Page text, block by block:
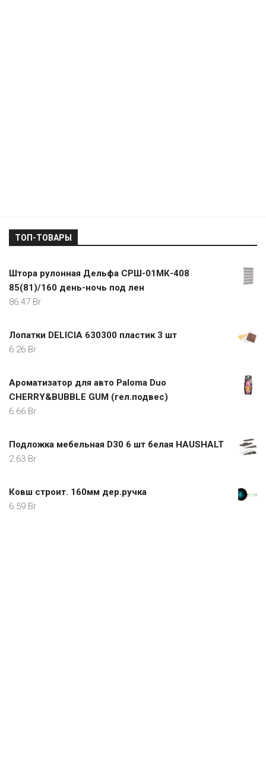
ТОП-ТОВАРЫ
Штора рулонная Дельфа СРШ-01МК-408
85(81)/160 день-ночь под лен
86.47 Br
Лопатки DELICIA 630300 пластик 3 шт
6.26 Br
Ароматизатор для авто Paloma Duo
CHERRY&BUBBLE GUM (гел.подвес)
6.66 Br
Подложка мебельная D30 6 шт белая HAUSHALT
2.63 Br
Ковш строит. 160мм дер.ручка
6.59 Br